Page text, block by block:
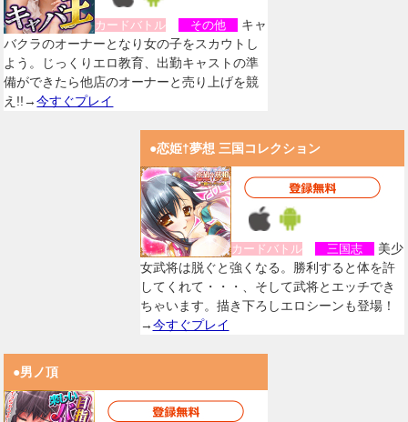
カードバトル その他
キャ
バクラのオーナーとなり女の子をスカウトし
よう。じっくりエロ教育、出勤キャストの準
備ができたら他店のオーナーと売り上げを競
え!!→今すぐプレイ
●恋姫†夢想 三国コレクション
カードバトル 三国志
美少
女武将は脱ぐと強くなる。勝利すると体を許
してくれて・・・、そして武将とエッチでき
ちゃいます。描き下ろしエロシーンも登場！
→今すぐプレイ
●男ノ頂